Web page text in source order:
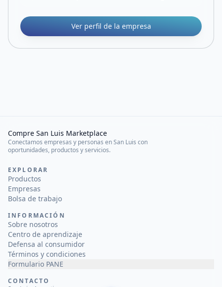
Ver perfil de la empresa
Compre San Luis Marketplace
Conectamos empresas y personas en San Luis con
oportunidades, productos y servicios.
EXPLORAR
Productos
Empresas
Bolsa de trabajo
INFORMACIÓN
Sobre nosotros
Centro de aprendizaje
Defensa al consumidor
Términos y condiciones
Formulario PANE
CONTACTO